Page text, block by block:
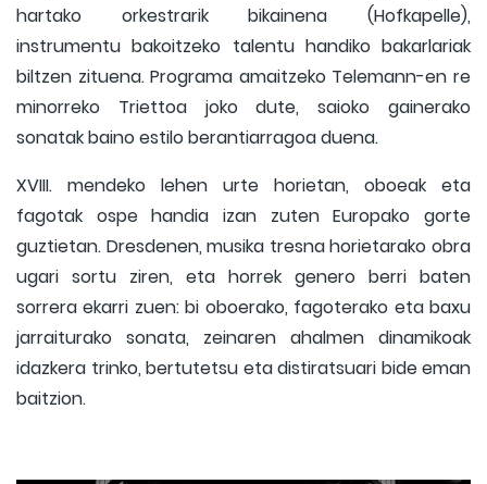
hartako orkestrarik bikainena (Hofkapelle),
instrumentu bakoitzeko talentu handiko bakarlariak
biltzen zituena. Programa amaitzeko Telemann-en re
minorreko Triettoa joko dute, saioko gainerako
sonatak baino estilo berantiarragoa duena.
XVIII. mendeko lehen urte horietan, oboeak eta
fagotak ospe handia izan zuten Europako gorte
guztietan. Dresdenen, musika tresna horietarako obra
ugari sortu ziren, eta horrek genero berri baten
sorrera ekarri zuen: bi oboerako, fagoterako eta baxu
jarraiturako sonata, zeinaren ahalmen dinamikoak
idazkera trinko, bertutetsu eta distiratsuari bide eman
baitzion.